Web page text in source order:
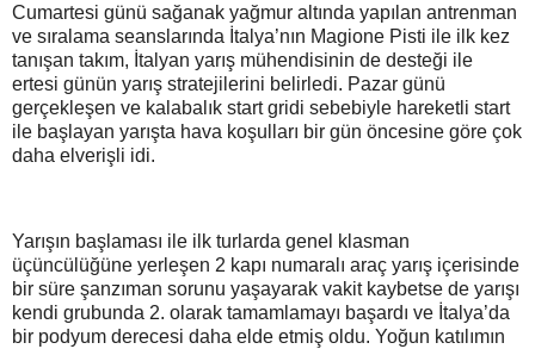
Cumartesi günü sağanak yağmur altında yapılan antrenman
ve sıralama seanslarında İtalya’nın Magione Pisti ile ilk kez
tanışan takım, İtalyan yarış mühendisinin de desteği ile
ertesi günün yarış stratejilerini belirledi. Pazar günü
gerçekleşen ve kalabalık start gridi sebebiyle hareketli start
ile başlayan yarışta hava koşulları bir gün öncesine göre çok
daha elverişli idi.
Yarışın başlaması ile ilk turlarda genel klasman
üçüncülüğüne yerleşen 2 kapı numaralı araç yarış içerisinde
bir süre şanzıman sorunu yaşayarak vakit kaybetse de yarışı
kendi grubunda 2. olarak tamamlamayı başardı ve İtalya’da
bir podyum derecesi daha elde etmiş oldu. Yoğun katılımın